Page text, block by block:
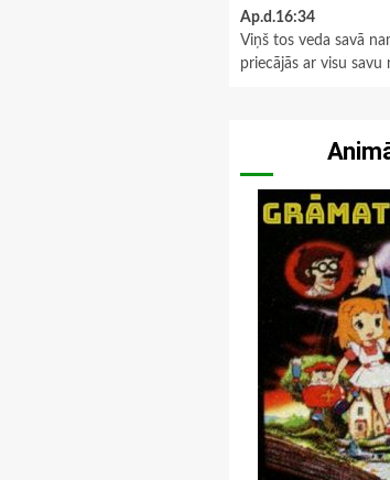
Ap.d.16:34
Viņš tos veda savā
priecājās ar visu